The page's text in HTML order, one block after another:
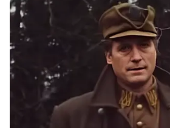
ന്യൂസ് വാർത്തകൾ.
തത്സമയ അപ്‌ഡേറ്റുകളും
വിശകലനവും സമഗ്രമായ
എല്ലാം ഒരൊറ്റ സ്ഥലത്ത്.
എവിടെയും
ലഭിക്കാൻ
Asianet News